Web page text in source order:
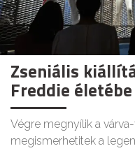
Zseniális
Freddie
Végre megnyílik a
megismerhetitek a